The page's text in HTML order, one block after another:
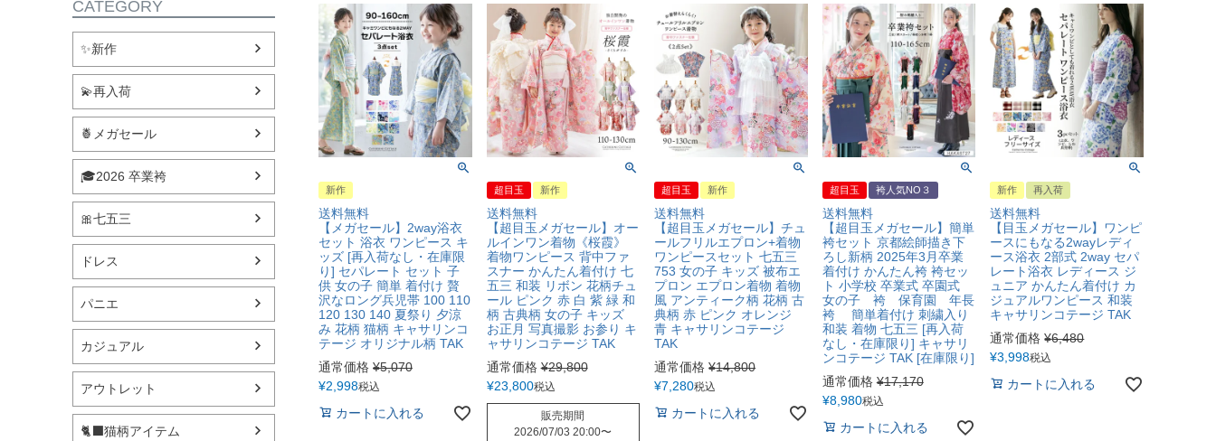
CATEGORY
✨新作
💫再入荷
🍍メガセール
🎓2026 卒業袴
🎀七五三
ドレス
パニエ
カジュアル
アウトレット
🐈‍⬛猫柄アイテム
新作
送料無料
【メガセール】2way浴衣
セット 浴衣 ワンピース キ
ッズ [再入荷なし・在庫限
り] セパレート セット 子
供 女の子 簡単 着付け 贅
沢なロング兵児帯 100 110
120 130 140 夏祭り 夕涼
み 花柄 猫柄 キャサリンコ
テージ オリジナル柄 TAK
通常価格 ¥5,070
¥2,998税込
カートに入れる
超目玉 新作
送料無料
【超目玉メガセール】オー
ルインワン着物《桜霞》
着物ワンピース 背中ファ
スナー かんたん着付け 七
五三 和装 リボン 花柄チュ
ール ピンク 赤 白 紫 緑 和
柄 古典柄 女の子 キッズ
お正月 写真撮影 お参り キ
ャサリンコテージ TAK
通常価格 ¥29,800
¥23,800税込
販売期間
2026/07/03 20:00〜
超目玉 新作
送料無料
【超目玉メガセール】チュ
ールフリルエプロン+着物
ワンピースセット 七五三
753 女の子 キッズ 被布エ
プロン エプロン着物 着物
風 アンティーク柄 花柄 古
典柄 赤 ピンク オレンジ
青 キャサリンコテージ
TAK
通常価格 ¥14,800
¥7,280税込
カートに入れる
超目玉 袴人気NO３
送料無料
【超目玉メガセール】簡単
袴セット 京都絵師描き下
ろし新柄 2025年3月卒業
着付け かんたん袴 袴セッ
ト 小学校 卒業式 卒園式
女の子 袴 保育園 年長
袴 簡単着付け 刺繍入り
和装 着物 七五三 [再入荷
なし・在庫限り] キャサリ
ンコテージ TAK [在庫限り]
通常価格 ¥17,170
¥8,980税込
カートに入れる
新作 再入荷
送料無料
【目玉メガセール】ワンピ
ースにもなる2wayレディ
ース浴衣 2部式 2way セパ
レート浴衣 レディース ジ
ュニア かんたん着付け カ
ジュアルワンピース 和装
キャサリンコテージ TAK
通常価格 ¥6,480
¥3,998税込
カートに入れる